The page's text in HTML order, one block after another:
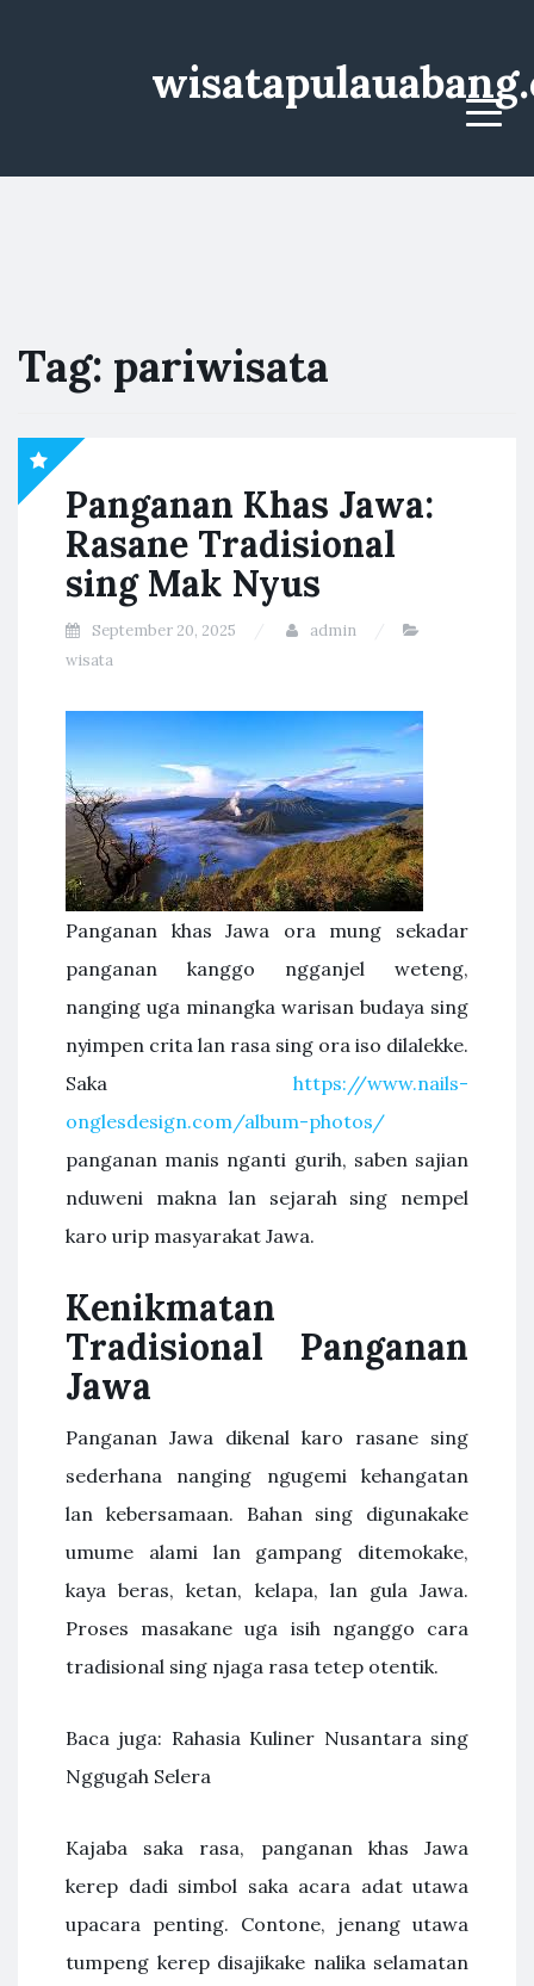
Menu
Tag: pariwisata
Panganan Khas Jawa:
Rasane Tradisional
sing Mak Nyus
September 20, 2025
admin
wisata
Panganan khas Jawa ora mung sekadar
panganan kanggo ngganjel weteng,
nanging uga minangka warisan budaya sing
nyimpen crita lan rasa sing ora iso dilalekke.
Saka https://www.nails-
onglesdesign.com/album-photos/
panganan manis nganti gurih, saben sajian
nduweni makna lan sejarah sing nempel
karo urip masyarakat Jawa.
Kenikmatan
Tradisional Panganan
Jawa
Panganan Jawa dikenal karo rasane sing
sederhana nanging ngugemi kehangatan
lan kebersamaan. Bahan sing digunakake
umume alami lan gampang ditemokake,
kaya beras, ketan, kelapa, lan gula Jawa.
Proses masakane uga isih nganggo cara
tradisional sing njaga rasa tetep otentik.
Baca juga: Rahasia Kuliner Nusantara sing
Nggugah Selera
Kajaba saka rasa, panganan khas Jawa
kerep dadi simbol saka acara adat utawa
upacara penting. Contone, jenang utawa
tumpeng kerep disajikake nalika selamatan